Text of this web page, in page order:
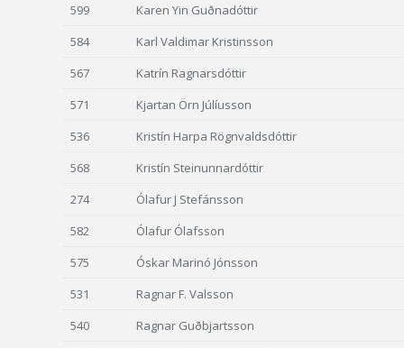
599
Karen Yin Guðnadóttir
584
Karl Valdimar Kristinsson
567
Katrín Ragnarsdóttir
571
Kjartan Örn Júlíusson
536
Kristín Harpa Rögnvaldsdóttir
568
Kristín Steinunnardóttir
274
Ólafur J Stefánsson
582
Ólafur Ólafsson
575
Óskar Marinó Jónsson
531
Ragnar F. Valsson
540
Ragnar Guðbjartsson